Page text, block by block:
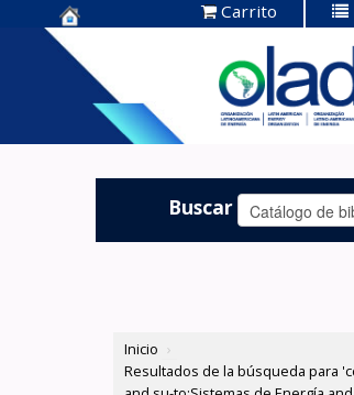
Centro de
Documentación
OLADE -
Carrito
Buscar
Inicio ›
Resultados de la búsqueda para